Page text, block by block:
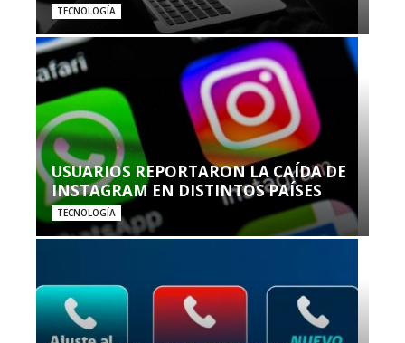
TECNOLOGÍA
USUARIOS REPORTARON LA CAÍDA DE
INSTAGRAM EN DISTINTOS PAÍSES
TECNOLOGÍA